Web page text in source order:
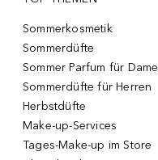
Sommerkosmetik
Sommerdüfte
Sommer Parfum für
Sommerdüfte für Herren
Herbstdüfte
Make-up-Services
Tages-Make-up im Store